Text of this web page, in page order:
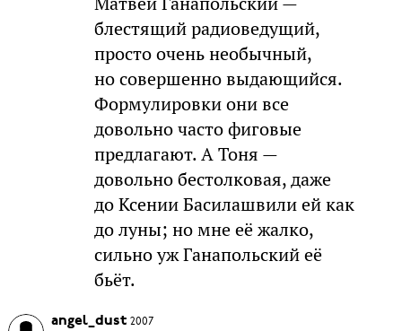
блестящий радиоведущий,
просто очень необычный,
но совершенно выдающийся.
Формулировки они все
довольно часто фиговые
предлагают. А Тоня —
довольно бестолковая, даже
до Ксении Басилашвили ей как
до луны; но мне её жалко,
сильно уж Ганапольский её
бьёт.
angel_dust 2007